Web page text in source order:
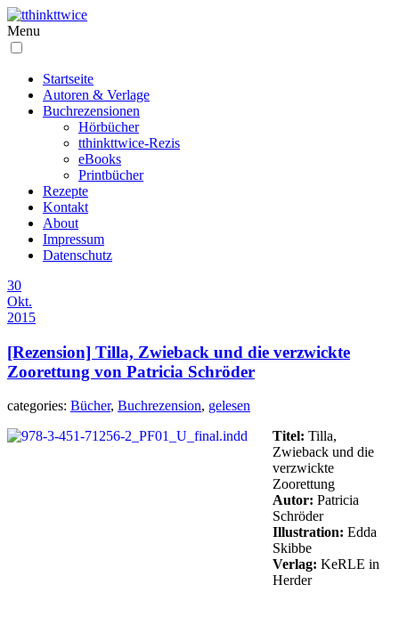
Menu
Startseite
Autoren & Verlage
Buchrezensionen
Hörbücher
tthinkttwice-Rezis
eBooks
Printbücher
Rezepte
Kontakt
About
Impressum
Datenschutz
30
Okt.
2015
[Rezension] Tilla, Zwieback und die verzwickte
Zoorettung von Patricia Schröder
categories: Bücher, Buchrezension, gelesen
Titel: Tilla,
Zwieback und die
verzwickte
Zoorettung
Autor: Patricia
Schröder
Illustration: Edda
Skibbe
Verlag: KeRLE in
Herder